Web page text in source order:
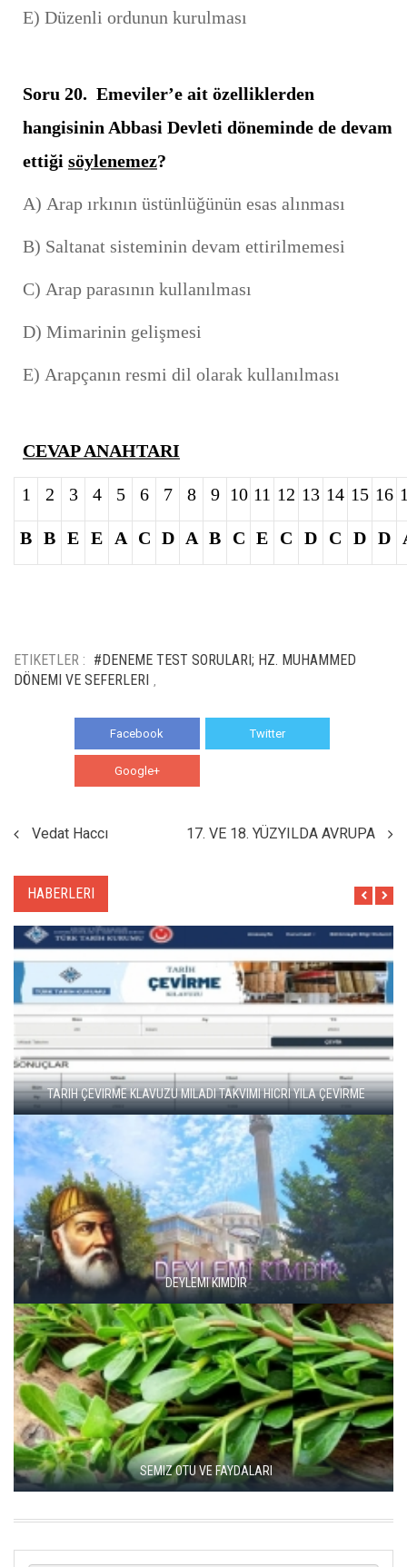
E) Düzenli ordunun kurulması
Soru 20. Emeviler’e ait özelliklerden
hangisinin Abbasi Devleti döneminde de devam
ettiği söylenemez?
A) Arap ırkının üstünlüğünün esas alınması
B) Saltanat sisteminin devam ettirilmemesi
C) Arap parasının kullanılması
D) Mimarinin gelişmesi
E) Arapçanın resmi dil olarak kullanılması
CEVAP ANAHTARI
1 2 3 4 5 6 7 8 9 10 11 12 13 14 15 16
B B E E A C D A B C E C D C D D
ETIKETLER : #DENEME TEST SORULARI; HZ. MUHAMMED
DÖNEMI VE SEFERLERI
Facebook Twitter
Google+
Vedat Haccı 17. VE 18. YÜZYILDA AVRUPA
HABERLERI
TARIH ÇEVIRME KLAVUZU MILADI TAKVIMI HICRI YILA ÇEVIRME
DEYLEMI KIMDIR
SEMIZ OTU VE FAYDALARI